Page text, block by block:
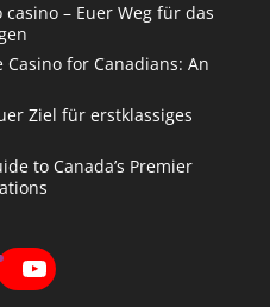
– Euer Weg für das
for Canadians: An
Ziel für erstklassiges
to Canada’s Premier
YouTube